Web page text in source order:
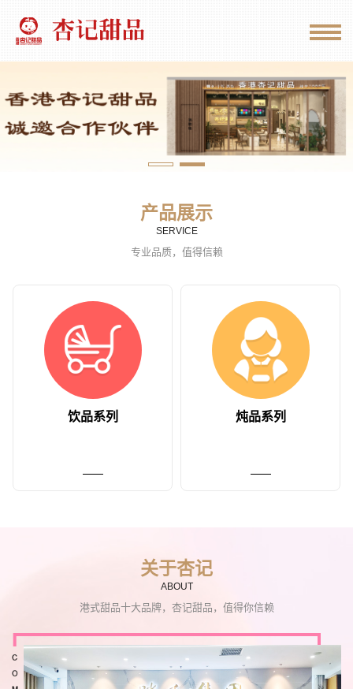
产品展示
SERVICE
专业品质，值得信赖
饮品系列 炖品系列
关于杏记
ABOUT
港式甜品十大品牌，杏记甜品，值得你信赖